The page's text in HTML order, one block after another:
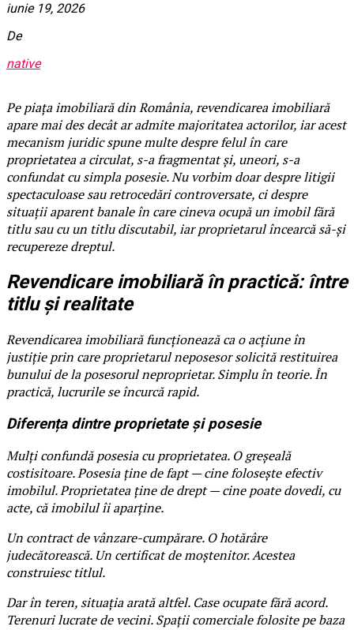
iunie 19, 2026
De
native
Pe piața imobiliară din România, revendicarea imobiliară
apare mai des decât ar admite majoritatea actorilor, iar acest
mecanism juridic spune multe despre felul în care
proprietatea a circulat, s-a fragmentat și, uneori, s-a
confundat cu simpla posesie. Nu vorbim doar despre litigii
spectaculoase sau retrocedări controversate, ci despre
situații aparent banale în care cineva ocupă un imobil fără
titlu sau cu un titlu discutabil, iar proprietarul încearcă să-și
recupereze dreptul.
Revendicare imobiliară în practică: între
titlu și realitate
Revendicarea imobiliară funcționează ca o acțiune în
justiție prin care proprietarul neposesor solicită restituirea
bunului de la posesorul neproprietar. Simplu în teorie. În
practică, lucrurile se încurcă rapid.
Diferența dintre proprietate și posesie
Mulți confundă posesia cu proprietatea. O greșeală
costisitoare. Posesia ține de fapt — cine folosește efectiv
imobilul. Proprietatea ține de drept — cine poate dovedi, cu
acte, că imobilul îi aparține.
Un contract de vânzare-cumpărare. O hotărâre
judecătorească. Un certificat de moștenitor. Acestea
construiesc titlul.
Dar în teren, situația arată altfel. Case ocupate fără acord.
Terenuri lucrate de vecini. Spații comerciale folosite pe baza